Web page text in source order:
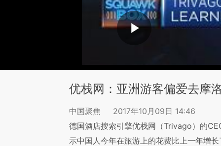
优栈网：亚洲游客偏爱去摩
中国聚焦
2017年10月09日 14:46
德国酒店搜索引擎优栈网（Trivago）的
示中国人今年在旅游上的花费比上一年增